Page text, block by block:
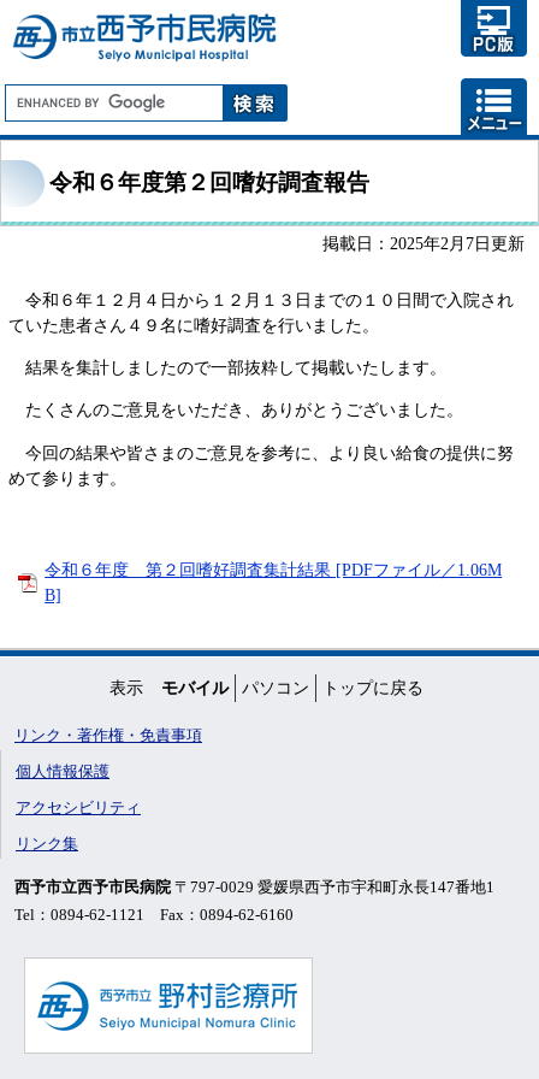
令和６年度第２回嗜好調査報告
掲載日：2025年2月7日更新
令和６年１２月４日から１２月１３日までの１０日間で入院され
ていた患者さん４９名に嗜好調査を行いました。
結果を集計しましたので一部抜粋して掲載いたします。
たくさんのご意見をいただき、ありがとうございました。
今回の結果や皆さまのご意見を参考に、より良い給食の提供に努
めて参ります。
令和６年度 第２回嗜好調査集計結果 [PDFファイル／1.06M
B]
表示 モバイル パソコン トップに戻る
リンク・著作権・免責事項
個人情報保護
アクセシビリティ
リンク集
西予市立西予市民病院 〒797-0029 愛媛県西予市宇和町永長147番地1
Tel：0894-62-1121 Fax：0894-62-6160